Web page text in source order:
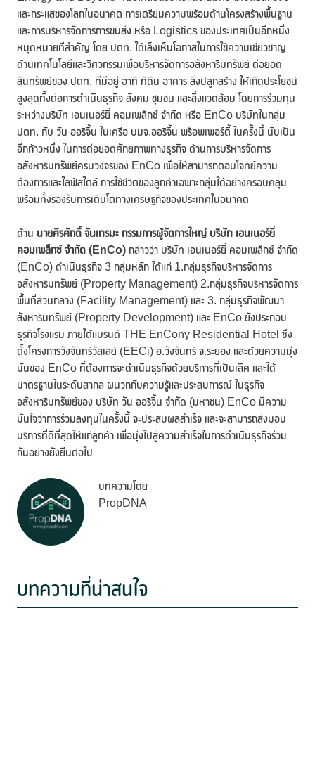
และกระแสของโลกในอนาคต การเตรียมความพร้อมด้านโครงสร้างพื้นฐาน
และการบริหารจัดการการขนส่ง หรือ Logistics ของประเทศเป็นอีกหนึ่ง
หมุดหมายที่สำคัญ โดย ปตท. ได้เล็งเห็นโอกาสในการใช้ความเชี่ยวชาญ
ด้านเทคโนโลยีและวิศวกรรมเพื่อบริหารจัดการอสังหาริมทรัพย์ ต่อยอด
สินทรัพย์ของ ปตท. ที่มีอยู่ อาทิ ที่ดิน อาคาร สิ่งปลูกสร้าง ให้เกิดประโยชน์
สูงสุดทั้งต่อการดำเนินธุรกิจ สังคม ชุมชน และสิ่งแวดล้อม โดยการร่วมทุน
ระหว่างบริษัท เอนเนอร์ยี่ คอมเพล็กซ์ จำกัด หรือ EnCo บริษัทในกลุ่ม
ปตท. กับ วัน ออริจิ้น ในเครือ บมจ.ออริจิ้น พร็อพเพอร์ตี้ ในครั้งนี้ นับเป็น
อีกก้าวหนึ่ง ในการต่อยอดศักยภาพทางธุรกิจ ด้านการบริหารจัดการ
อสังหาริมทรัพย์ครบวงจรของ EnCo เพื่อให้สามารถตอบโจทย์ความ
ต้องการและไลฟ์สไตล์ การใช้ชีวิตของลูกค้าเฉพาะกลุ่มได้อย่างครอบคลุม
พร้อมทั้งรองรับการเติบโตทางเศรษฐกิจของประเทศในอนาคต
ด้าน นายศิรศักดิ์ จันเทรมะ กรรมการผู้จัดการใหญ่ บริษัท เอนเนอร์ยี่
คอมเพล็กซ์ จำกัด (EnCo) กล่าวว่า บริษัท เอนเนอร์ยี่ คอมเพล็กซ์ จำกัด
(EnCo) ดำเนินธุรกิจ 3 กลุ่มหลัก ได้แก่ 1.กลุ่มธุรกิจบริหารจัดการ
อสังหาริมทรัพย์ (Property Management) 2.กลุ่มธุรกิจบริหารจัดการ
พื้นที่ส่วนกลาง (Facility Management) และ 3. กลุ่มธุรกิจพัฒนา
สังหาริมทรัพย์ (Property Development) และ EnCo ยังประกอบ
ธุรกิจโรงแรม ภายใต้แบรนด์ THE EnCony Residential Hotel ซึ่ง
ตั้งโครงการวังจันทร์วัลเลย์ (EECi) อ.วังจันทร์ จ.ระยอง และด้วยความมุ่ง
มั่นของ EnCo ที่ต้องการจะดำเนินธุรกิจด้วยบริการที่เป็นเลิศ และได้
มาตรฐานในระดับสากล ผนวกกับความรู้และประสบการณ์ ในธุรกิจ
อสังหาริมทรัพย์ของ บริษัท วัน ออริจิ้น จำกัด (มหาชน) EnCo มีความ
มั่นใจว่าการร่วมลงทุนในครั้งนี้ จะประสบผลสำเร็จ และจะสามารถส่งมอบ
บริการที่ดีที่สุดให้แก่ลูกค้า เพื่อมุ่งไปสู่ความสำเร็จในการดำเนินธุรกิจร่วม
กันอย่างยั่งยืนต่อไป
บทความโดย
PropDNA
บทความที่น่าสนใจ